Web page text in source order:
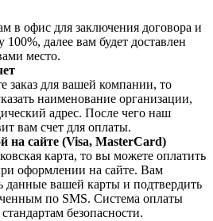
в офис для заключения договора и
100%, далее вам будет доставлен
место.
заказ для вашей компании, то
наименование организации,
адрес. После чего наш
вам счет для оплаты.
на сайте (Visa, MasterCard)
карта, то вы можете оплатить
оформлении на сайте. Вам
данные вашей карты и подтвердить
по SMS. Система оплаты
безопасности.